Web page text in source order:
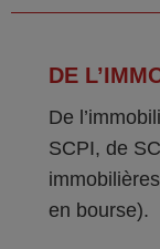
DE
De
SCPI, de
en bourse).